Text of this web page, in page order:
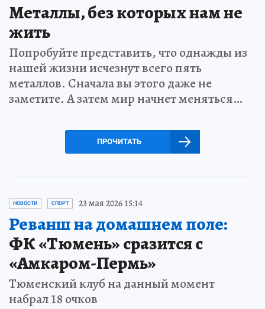
Металлы, без которых нам не
жить
Попробуйте представить, что однажды из
нашей жизни исчезнут всего пять
металлов. Сначала вы этого даже не
заметите. А затем мир начнет меняться…
ПРОЧИТАТЬ
НОВОСТИ СПОРТ 23 мая 2026 15:14
Реванш на домашнем поле:
ФК «Тюмень» сразится с
«Амкаром-Пермь»
Тюменский клуб на данный момент
набрал 18 очков